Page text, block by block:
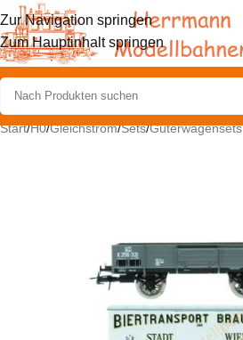
Zur Navigation springen
Zum Hauptinhalt springen
Start/H0/Gleichstrom/Sets/Güterwagensets